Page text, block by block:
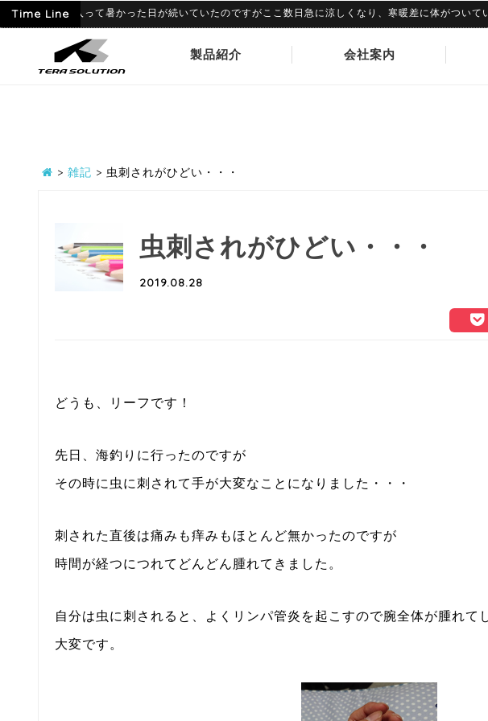
Time Line
09 6月に入って暑かった日が続いていたのですがここ数日急に涼しくなり、寒暖差に体がついていか
製品紹介 会社案内
> 雑記 > 虫刺されがひどい・・・
虫刺されがひどい・・・
2019.08.28
どうも、リーフです！
先日、海釣りに行ったのですが
その時に虫に刺されて手が大変なことになりました・・・
刺された直後は痛みも痒みもほとんど無かったのですが
時間が経つにつれてどんどん腫れてきました。
自分は虫に刺されると、よくリンパ管炎を起こすので腕全体が腫れて
大変です。